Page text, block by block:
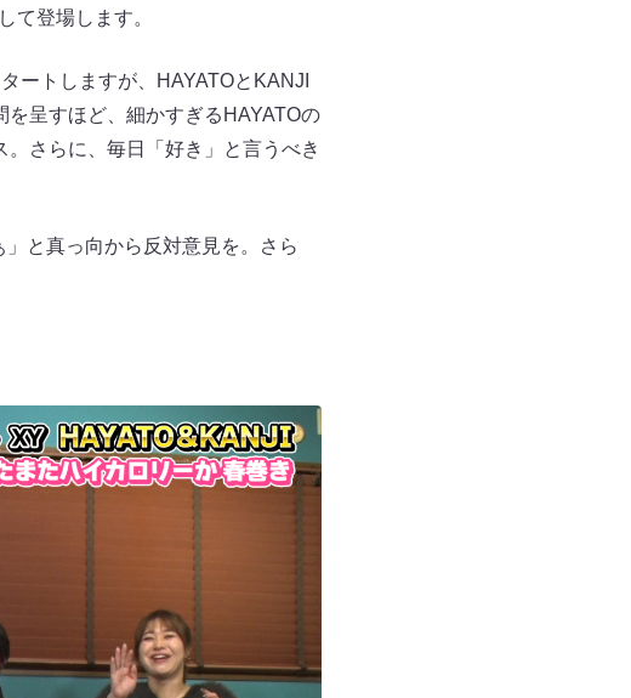
て登場します。
ートしますが、HAYATOとKANJI
呈すほど、細かすぎるHAYATOの
さらに、毎日「好き」と言うべき
と真っ向から反対意見を。さら